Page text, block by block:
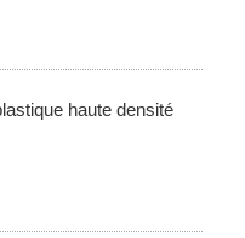
haute densité